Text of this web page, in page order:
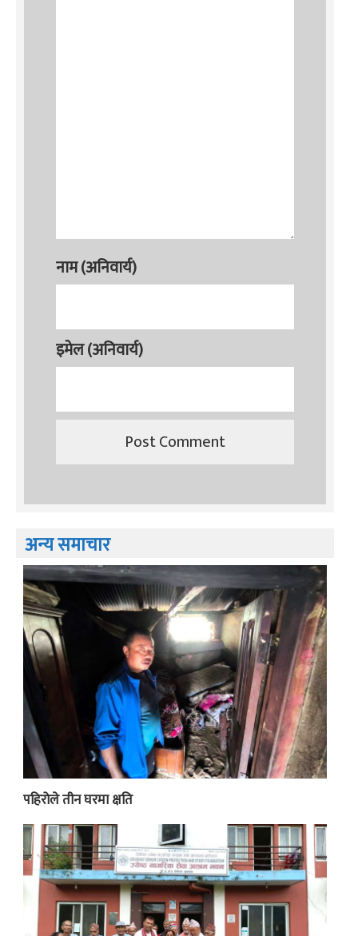
नाम (अनिवार्य)
इमेल (अनिवार्य)
अन्य समाचार
पहिरोले तीन घरमा क्षति